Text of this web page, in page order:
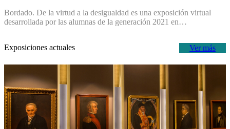
Bordado. De la virtud a la desigualdad es una exposición virtual
desarrollada por las alumnas de la generación 2021 en…
Ver más
Exposiciones actuales